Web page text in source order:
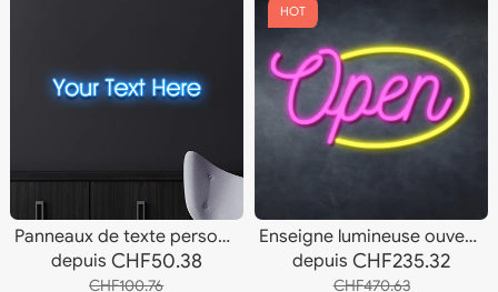
Panneaux de texte personnalisés
depuis CHF50.38
CHF100.76
HOT
Enseigne lumineuse ouverte
depuisCHF235.32
CHF470.63